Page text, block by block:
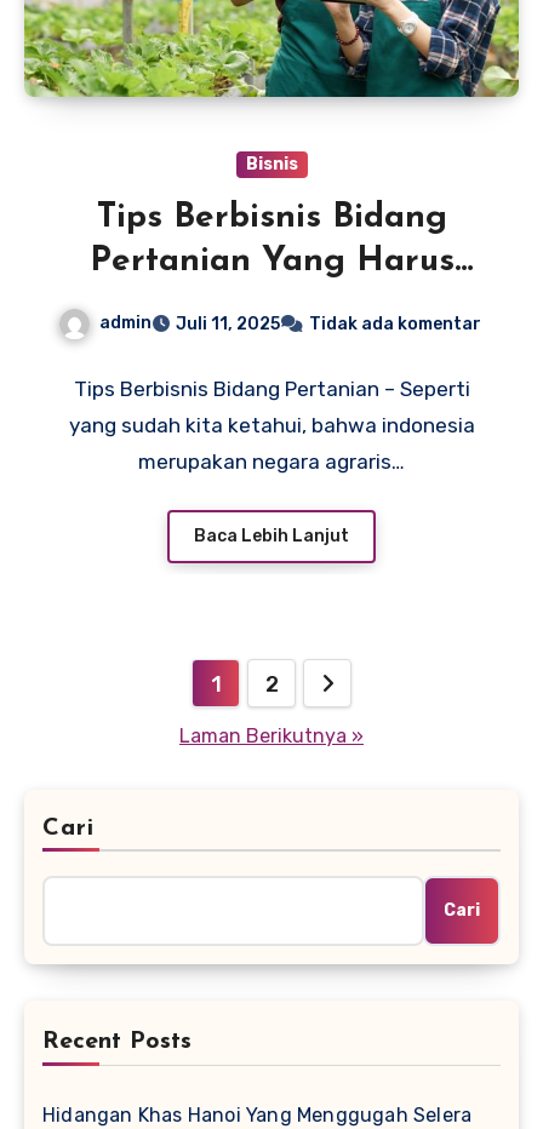
Bisnis
Tips Berbisnis Bidang
Pertanian Yang Harus
admin Juli 11, 2025 Tidak ada komentar
Tips Berbisnis Bidang Pertanian – Seperti
yang sudah kita ketahui, bahwa indonesia
merupakan negara agraris…
Baca Lebih Lanjut
1 2
Laman Berikutnya »
Cari
Cari
Recent Posts
Hidangan Khas Hanoi Yang Menggugah Selera